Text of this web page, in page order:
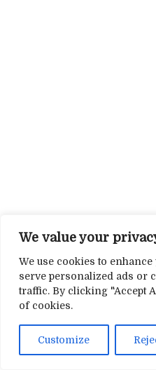
We value your
We use cookies to
serve personalized ads or
traffic. By clicking "Accept
of cookies.
Customize